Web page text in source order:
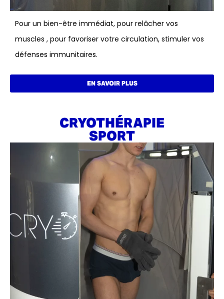
Pour un bien-être immédiat, pour relâcher vos
muscles , pour favoriser votre circulation, stimuler vos
défenses immunitaires.
EN SAVOIR PLUS
CRYOTHÉRAPIE
SPORT